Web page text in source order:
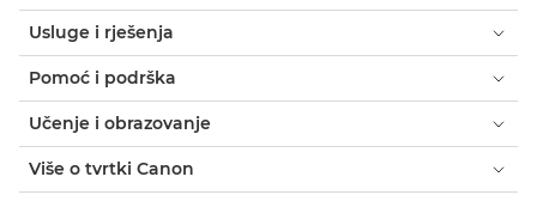
Usluge i rješenja
Pomoć i podrška
Učenje i obrazovanje
Više o tvrtki Canon